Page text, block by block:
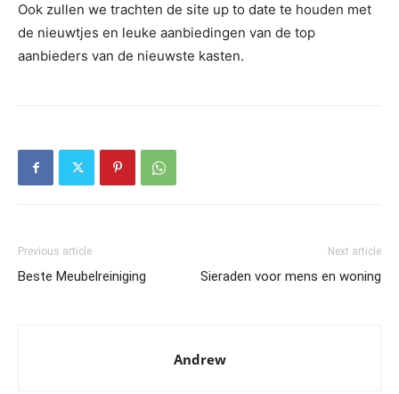
Ook zullen we trachten de site up to date te houden met
de nieuwtjes en leuke aanbiedingen van de top
aanbieders van de nieuwste kasten.
Previous article
Beste Meubelreiniging
Next article
Sieraden voor mens en woning
Andrew